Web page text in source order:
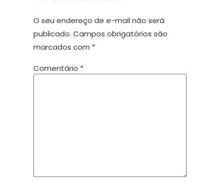
O seu endereço de e-mail não será
publicado. Campos obrigatórios são
marcados com *
Comentário *